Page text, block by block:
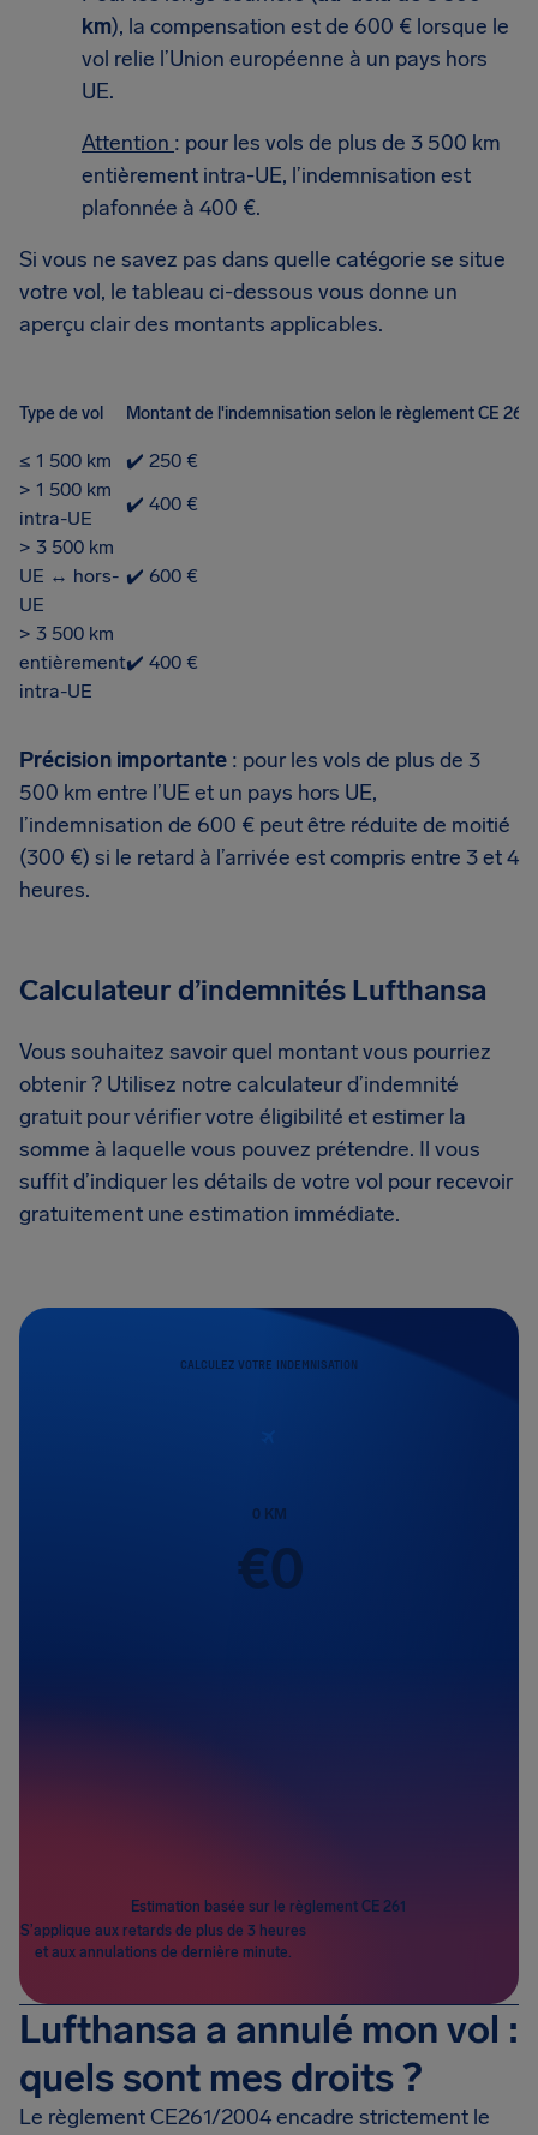
km), la compensation est de 600 € lorsque le
vol relie l’Union européenne à un pays hors
UE.
Attention : pour les vols de plus de 3 500 km
entièrement intra-UE, l’indemnisation est
plafonnée à 400 €.
Si vous ne savez pas dans quelle catégorie se situe
votre vol, le tableau ci-dessous vous donne un
aperçu clair des montants applicables.
Type de vol Montant de l'indemnisation selon le règlement CE
≤ 1 500 km
✔️ 250 €
> 1 500 km
intra-UE
✔️ 400 €
> 3 500 km
UE ↔ hors-
UE
✔️ 600 €
> 3 500 km
entièrement
intra-UE
✔️ 400 €
Précision importante : pour les vols de plus de 3
500 km entre l’UE et un pays hors UE,
l’indemnisation de 600 € peut être réduite de moitié
(300 €) si le retard à l’arrivée est compris entre 3 et 4
heures.
Calculateur d’indemnités Lufthansa
Vous souhaitez savoir quel montant vous pourriez
obtenir ? Utilisez notre calculateur d’indemnité
gratuit pour vérifier votre éligibilité et estimer la
somme à laquelle vous pouvez prétendre. Il vous
suffit d’indiquer les détails de votre vol pour recevoir
gratuitement une estimation immédiate.
CALCULEZ VOTRE INDEMNISATION
0KM
€0
Estimation basée sur le règlement CE 261
S’applique aux retards de plus de 3 heures
et aux annulations de dernière minute.
Lufthansa a annulé mon vol :
quels sont mes droits ?
Le règlement CE261/2004 encadre strictement le